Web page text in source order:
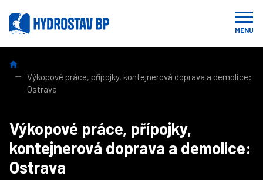
MENU
HYDROSTAV BP: Profesionální stavební, výkopové, demoliční a
Výkopové práce, přípojky, kontejnerová doprava a demolice:
Ostrava
Výkopové práce, přípojky,
kontejnerová doprava a demolice:
Ostrava